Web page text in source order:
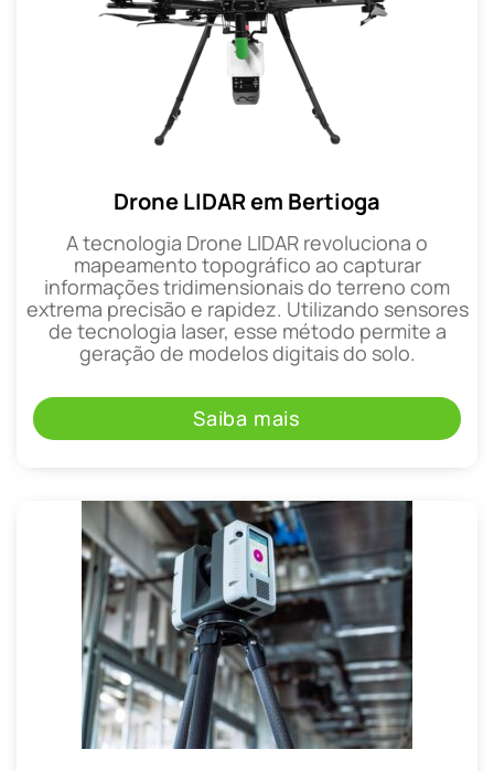
Drone LIDAR em Bertioga
A tecnologia Drone LIDAR revoluciona o
mapeamento topográfico ao capturar
informações tridimensionais do terreno com
extrema precisão e rapidez. Utilizando sensores
de tecnologia laser, esse método permite a
geração de modelos digitais do solo.
Saiba mais